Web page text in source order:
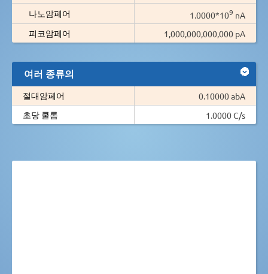
나노암페어
1.0000*109 nA
피코암페어
1,000,000,000,000 pA
여러 종류의
절대암페어
0.10000 abA
초당 쿨롬
1.0000 C/s